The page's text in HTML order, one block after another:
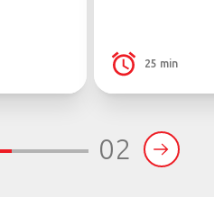
25 min
02